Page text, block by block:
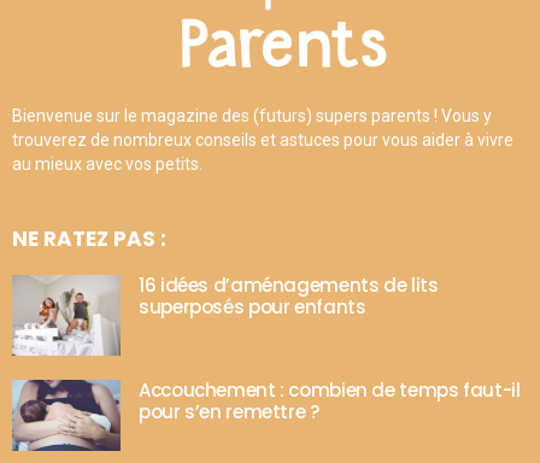
Bienvenue sur le magazine des (futurs) supers parents ! Vous y
trouverez de nombreux conseils et astuces pour vous aider à vivre
au mieux avec vos petits.
NE RATEZ PAS :
16 idées d’aménagements de lits
superposés pour enfants
Accouchement : combien de temps faut-il
pour s’en remettre ?